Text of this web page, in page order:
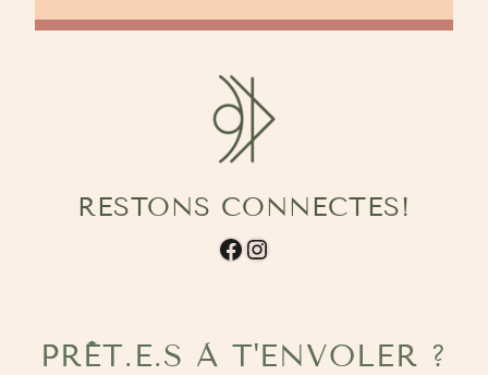
RESTONS CONNECTES!
Facebook
Instagram
PRÊT.E.S À T'ENVOLER ?